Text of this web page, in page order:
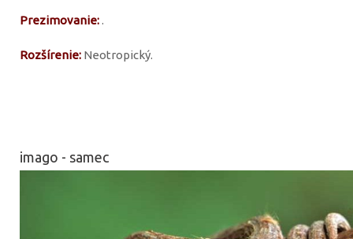
Prezimovanie:.
Rozšírenie: Neotropický.
imago - samec